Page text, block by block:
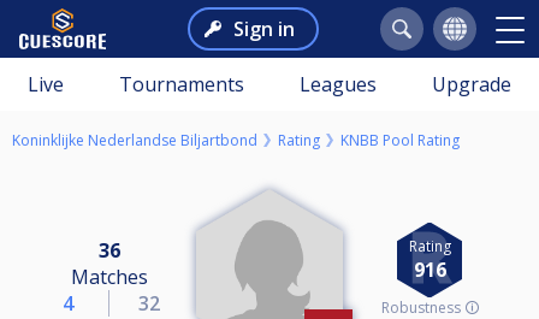
Sign in
Live Tournaments Leagues Upgrade
Koninklijke Nederlandse Biljartbond Rating KNBB Pool Rating
36
Matches
4
32
Rating
916
Robustness 🛈